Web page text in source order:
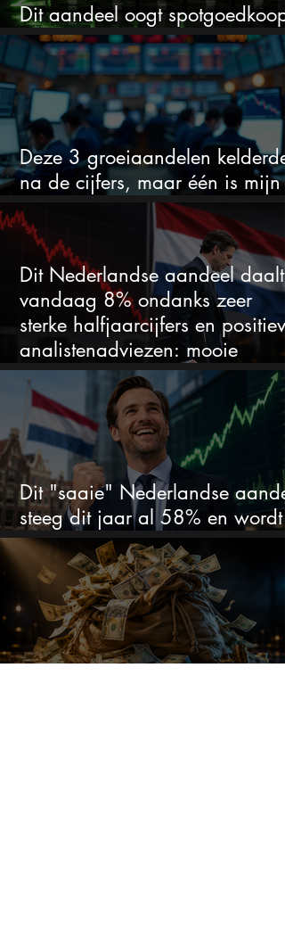
Dit aandeel oogt spotgoedkoop
voor hoeveel het kan stijgen
Deze 3 groeiaandelen
na de cijfers, maar één is mijn
duidelijke favoriet
Dit Nederlandse aandeel daalt
vandaag 8% ondanks zeer
sterke halfjaarcijfers en positieve
analistenadviezen: mooie
koopkans?
Dit "saaie" Nederlandse
steeg dit jaar al 58% en wordt
volgens analisten onderschat